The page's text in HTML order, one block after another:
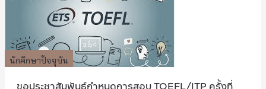
นักศึกษาปัจจุบัน
ขอประชาสัมพันธ์กำหนดการสอบ TOEFL/ITP ครั้งที่